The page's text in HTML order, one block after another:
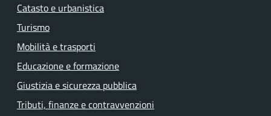
Catasto e urbanistica
Turismo
Mobilità e trasporti
Educazione e formazione
Giustizia e sicurezza pubblica
Tributi, finanze e contravvenzioni